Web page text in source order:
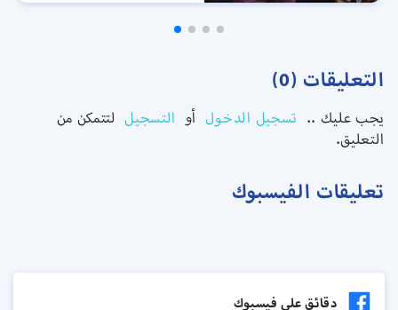
التعليقات (0)
يجب عليك .. تسجيل الدخول أو التسجيل لتتمكن من
التعليق.
تعليقات الفيسبوك
دقائق علي فيسبوك